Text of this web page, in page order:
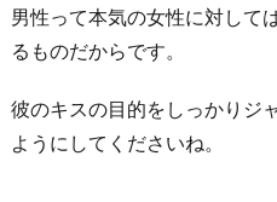
男性って本気の女性に対して
るものだからです。
彼のキスの目的をしっかりジ
ようにしてくださいね。